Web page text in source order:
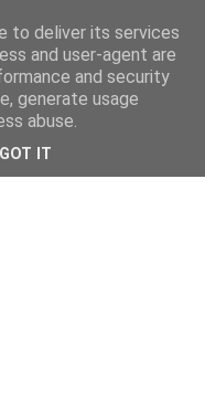
to deliver its services
and user-agent are
and security
generate usage
abuse.
GOT IT